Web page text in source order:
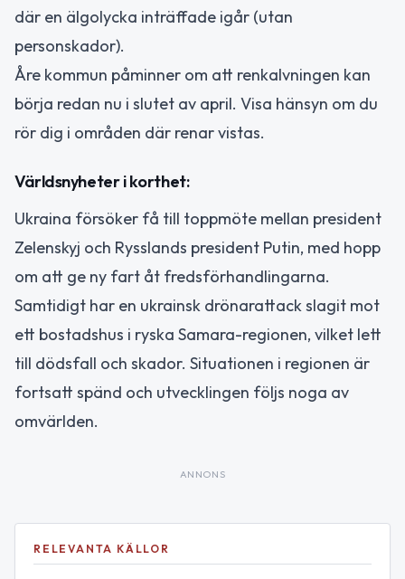
där en älgolycka inträffade igår (utan
personskador).
Åre kommun påminner om att renkalvningen kan
börja redan nu i slutet av april. Visa hänsyn om du
rör dig i områden där renar vistas.
Världsnyheter i korthet:
Ukraina försöker få till toppmöte mellan president
Zelenskyj och Rysslands president Putin, med hopp
om att ge ny fart åt fredsförhandlingarna.
Samtidigt har en ukrainsk drönarattack slagit mot
ett bostadshus i ryska Samara-regionen, vilket lett
till dödsfall och skador. Situationen i regionen är
fortsatt spänd och utvecklingen följs noga av
omvärlden.
ANNONS
RELEVANTA KÄLLOR